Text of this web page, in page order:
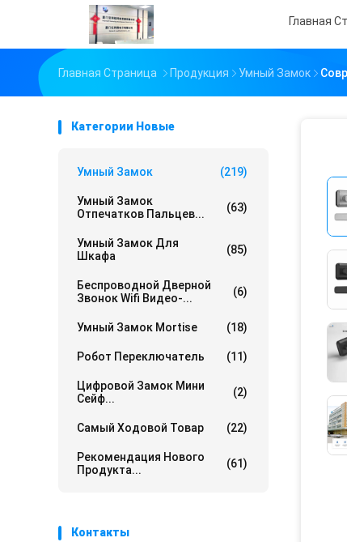
Главная
Главная Страница Продукция Умный Замок
Категории Новые
Умный Замок (219)
Умный Замок
Отпечатков Пальцев...
(63)
Умный Замок Для
Шкафа
(85)
Беспроводной Дверной
Звонок Wifi Видео-...
(6)
Умный Замок Mortise (18)
Робот Переключатель (11)
Цифровой Замок Мини
Сейф...
(2)
Самый Ходовой Товар (22)
Рекомендация Нового
Продукта...
(61)
Контакты